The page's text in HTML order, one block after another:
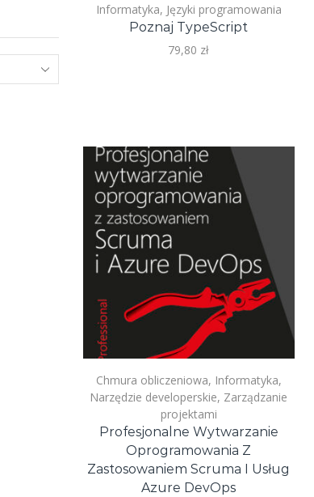
Informatyka, Języki programowania
Poznaj TypeScript
79,80 zł
Chmura obliczeniowa, Informatyka,
Narzędzie developerskie, Zarządzanie
projektami
Profesjonalne Wytwarzanie
Oprogramowania Z
Zastosowaniem Scruma I Usług
Azure DevOps